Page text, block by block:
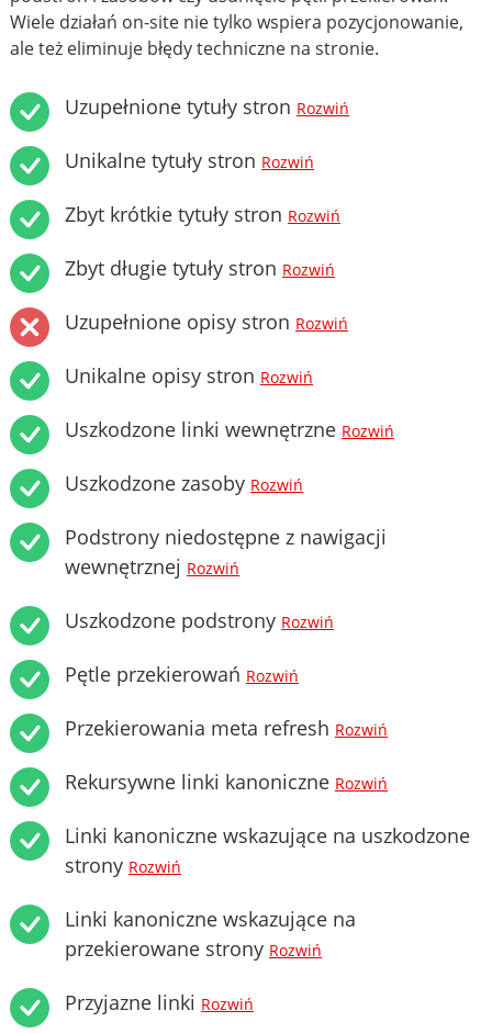
Wiele działań on-site nie tylko wspiera pozycjonowanie,
ale też eliminuje błędy techniczne na stronie.
Uzupełnione tytuły stron Rozwiń
Unikalne tytuły stron Rozwiń
Zbyt krótkie tytuły stron Rozwiń
Zbyt długie tytuły stron Rozwiń
Uzupełnione opisy stron Rozwiń
Unikalne opisy stron Rozwiń
Uszkodzone linki wewnętrzne Rozwiń
Uszkodzone zasoby Rozwiń
Podstrony niedostępne z nawigacji
wewnętrznej Rozwiń
Uszkodzone podstrony Rozwiń
Pętle przekierowań Rozwiń
Przekierowania meta refresh Rozwiń
Rekursywne linki kanoniczne Rozwiń
Linki kanoniczne wskazujące na uszkodzone
strony Rozwiń
Linki kanoniczne wskazujące na
przekierowane strony Rozwiń
Przyjazne linki Rozwiń